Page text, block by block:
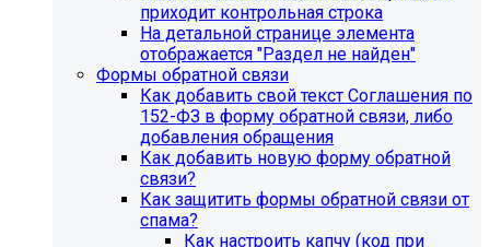
Инструкция по удалению ссылок на
приходит контрольная строка
На детальной странице элемента
отображается "Раздел не найден"
Формы обратной связи
Как добавить свой текст Соглашения по
152-ФЗ в форму обратной связи, либо
добавления обращения
Как добавить новую форму обратной
связи?
Как защитить формы обратной связи от
спама?
Как настроить капчу (код при